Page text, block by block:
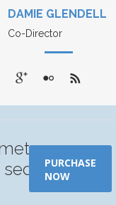
DAMIE GLENDELL
Co-Director
PURCHASE
NOW